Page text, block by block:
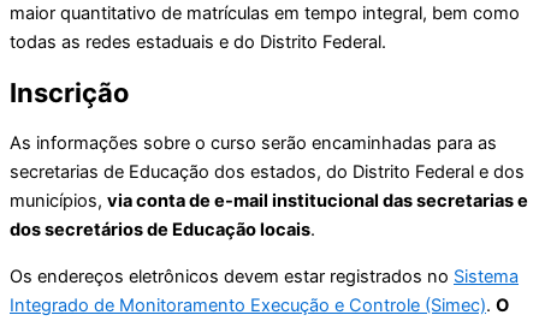
maior quantitativo de matrículas em tempo integral, bem como
todas as redes estaduais e do Distrito Federal.
Inscrição
As informações sobre o curso serão encaminhadas para as
secretarias de Educação dos estados, do Distrito Federal e dos
municípios, via conta de e-mail institucional das secretarias e
dos secretários de Educação locais.
Os endereços eletrônicos devem estar registrados no Sistema
Integrado de Monitoramento Execução e Controle (Simec). O